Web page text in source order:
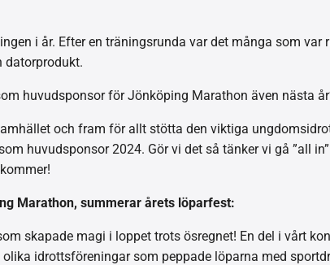
i år. Efter en träningsrunda var det många som
datorprodukt.
huvudsponsor för Jönköping Marathon även nästa
och fram för allt stötta den viktiga
huvudsponsor 2024. Gör vi det så tänker vi gå ”all
Marathon, summerar årets löparfest:
skapade magi i loppet trots ösregnet! En del i vårt
idrottsföreningar som peppade löparna med